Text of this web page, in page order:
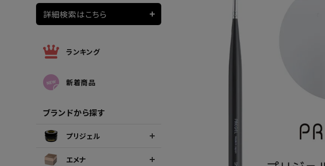
ウェービージェル
ファージェル
ネイルマシン
詳細検索はこちら
ランキング
新着商品
ブランドから探す
プリジェル
エメナ